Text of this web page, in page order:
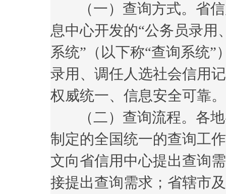
（一）查询方式。省信
息中心开发的“公务员录用
系统”（以下称“查询系统
录用、调任人选社会信用
权威统一、信息安全可靠。
（二）查询流程。各地
制定的全国统一的查询工
文向省信用中心提出查询
接提出查询需求；省辖市